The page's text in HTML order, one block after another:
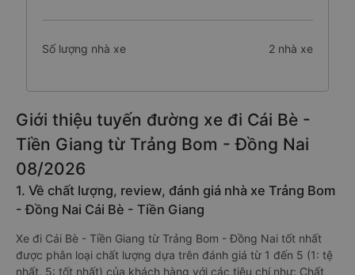
Số lượng nhà xe 2 nhà xe
Giới thiệu tuyến đường xe đi Cái Bè -
Tiền Giang từ Trảng Bom - Đồng Nai
08/2026
1. Về chất lượng, review, đánh giá nhà xe Trảng Bom
- Đồng Nai Cái Bè - Tiền Giang
Xe đi Cái Bè - Tiền Giang từ Trảng Bom - Đồng Nai tốt nhất
được phân loại chất lượng dựa trên đánh giá từ 1 đến 5 (1: tệ
nhất, 5: tốt nhất) của khách hàng với các tiêu chí như: Chất